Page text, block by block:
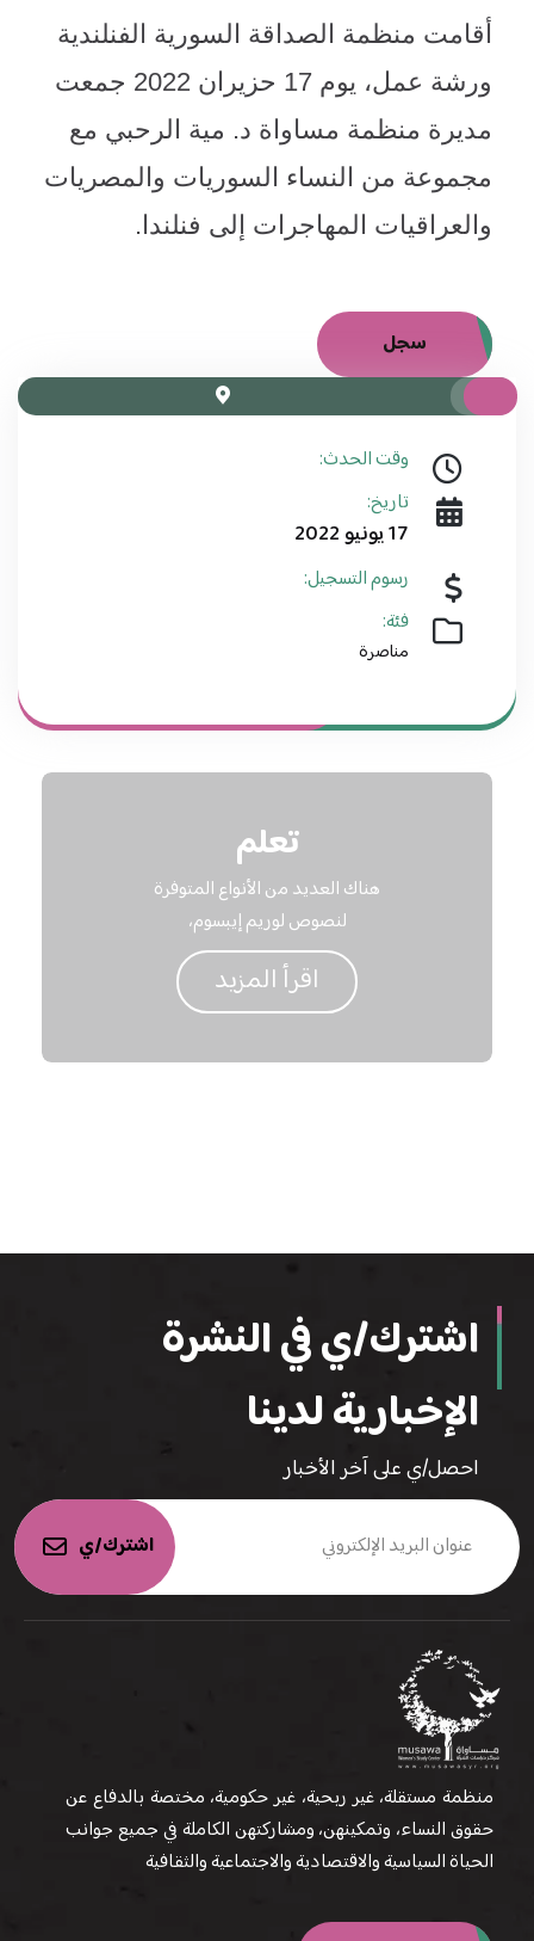
أقامت منظمة الصداقة السورية الفنلندية
ورشة عمل، يوم 17 حزيران 2022 جمعت
مديرة منظمة مساواة د. مية الرحبي مع
مجموعة من النساء السوريات والمصريات
والعراقيات المهاجرات إلى فنلندا.
سجل
وقت الحدث:
تاريخ:
17 يونيو 2022
رسوم التسجيل:
فئة:
مناصرة
تعلم
هناك العديد من الأنواع المتوفرة
لنصوص لوريم إيبسوم،
اقرأ المزيد
اشترك/ي
اشترك/ي في النشرة
الإخبارية لدينا
احصل/ي على آخر الأخبار
منظمة مستقلة، غير ربحية، غير حكومية، مختصة بالدفاع عن
حقوق النساء، وتمكينهن، ومشاركتهن الكاملة في جميع جوانب
الحياة السياسية والاقتصادية والاجتماعية والثقافية